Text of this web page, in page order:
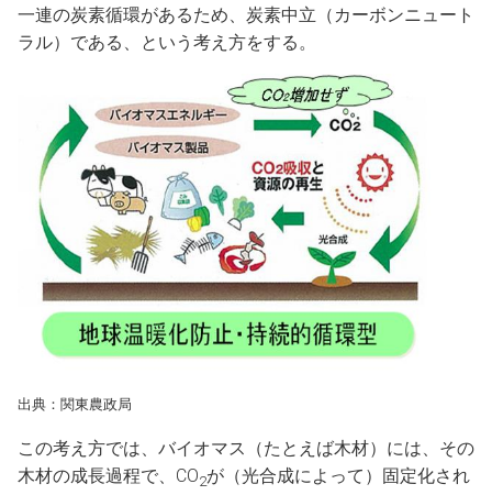
一連の炭素循環があるため、炭素中立（カーボンニュート
ラル）である、という考え方をする。
出典：関東農政局
この考え方では、バイオマス（たとえば木材）には、その
木材の成長過程で、CO2が（光合成によって）固定化され